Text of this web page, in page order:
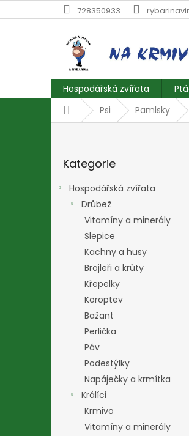
na
728350933
Hospodářská zvířata
DomůPsi Pamlsky
kategorie
Kategorie
Hospodářská zvířata
Drůbež
Vitamíny a minerály
Slepice
Kachny a husy
Brojleři a krůty
Křepelky
Koroptev
Bažant
Perlička
Páv
Podestýlky
Napáječky a krmítka
Králíci
Krmivo
Vitamíny a minerály